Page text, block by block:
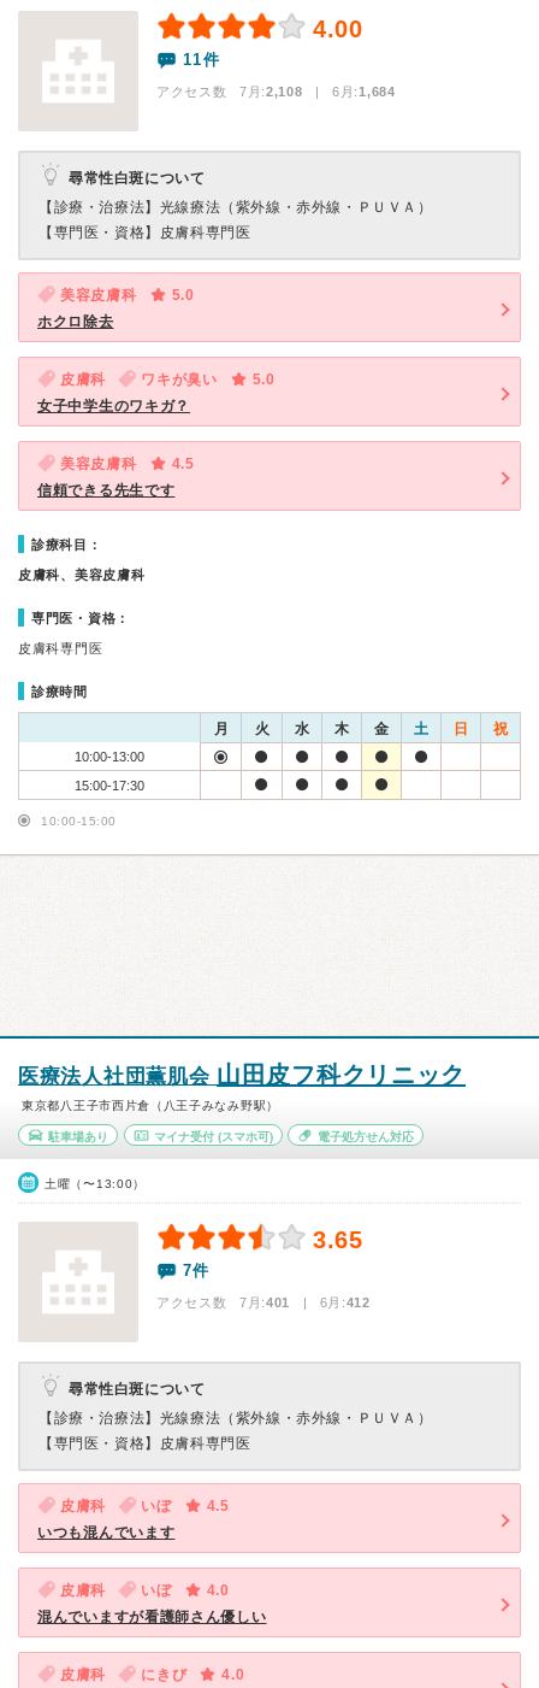
4.00
11件
アクセス数 7月:2,108 | 6月:1,684
尋常性白斑について
【診療・治療法】 光線療法（紫外線・赤外線・ＰＵＶＡ）
【専門医・資格】 皮膚科専門医
美容皮膚科
5.0
ホクロ除去
皮膚科 ワキが臭い
5.0
女子中学生のワキガ？
美容皮膚科
4.5
信頼できる先生です
診療科目：
皮膚科、美容皮膚科
専門医・資格：
皮膚科専門医
診療時間
月 火 水 木 金 土 日 祝
10:00-13:00
15:00-17:30
10:00-15:00
医療法人社団薫肌会 山田皮フ科クリニック
東京都八王子市西片倉（八王子みなみ野駅）
駐車場あり マイナ受付(スマホ可) 電子処方せん対応
土曜（〜13:00）
3.65
7件
アクセス数 7月:401 | 6月:412
尋常性白斑について
【診療・治療法】 光線療法（紫外線・赤外線・ＰＵＶＡ）
【専門医・資格】 皮膚科専門医
皮膚科 いぼ
4.5
いつも混んでいます
皮膚科 いぼ
4.0
混んでいますが看護師さん優しい
皮膚科 にきび
4.0